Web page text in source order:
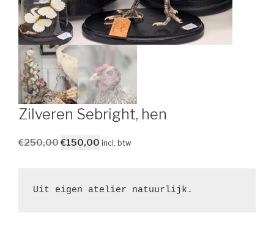
Zilveren Sebright, hen
€250,00Oorspronkelijke
€250,00.
€150,00 Huidige
€150,00.
incl. btw
Uit eigen atelier natuurlijk.